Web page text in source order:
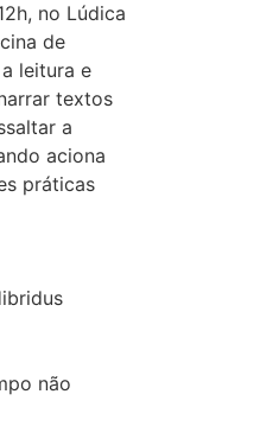
no Lúdica
de
leitura e
textos
a
aciona
práticas
não